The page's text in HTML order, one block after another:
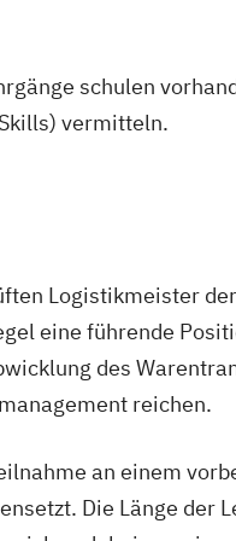
schulen
vermitteln.
Logistikmeister
eine führende
des
reichen.
an einem
Die Länge der